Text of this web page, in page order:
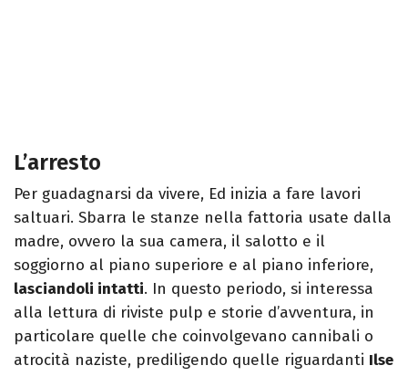
L’arresto
Per guadagnarsi da vivere, Ed inizia a fare lavori
saltuari. Sbarra le stanze nella fattoria usate dalla
madre, ovvero la sua camera, il salotto e il
soggiorno al piano superiore e al piano inferiore,
lasciandoli intatti. In questo periodo, si interessa
alla lettura di riviste pulp e storie d’avventura, in
particolare quelle che coinvolgevano cannibali o
atrocità naziste, prediligendo quelle riguardanti Ilse